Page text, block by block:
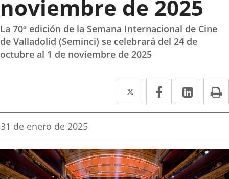
noviembre de 2025
La 70ª edición de la Semana Internacional de Cine
de Valladolid (Seminci) se celebrará del 24 de
octubre al 1 de noviembre de 2025
Twitter
Enlace
a
aplicación
externa.
Facebook
Enlace
a
aplicación
externa.
Enlace
a
Fecha
la
noticia
31 de enero de 2025